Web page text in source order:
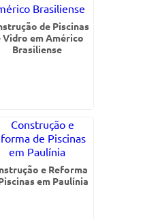
de Piscinas
Vidro em Américo
Brasiliense
e Reforma
em Paulínia